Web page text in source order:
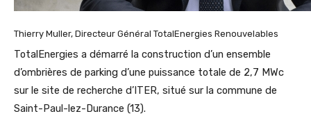
Thierry Muller, Directeur Général TotalEnergies Renouvelables
TotalEnergies a démarré la construction d’un ensemble
d’ombrières de parking d’une puissance totale de 2,7 MWc
sur le site de recherche d’ITER, situé sur la commune de
Saint-Paul-lez-Durance (13).